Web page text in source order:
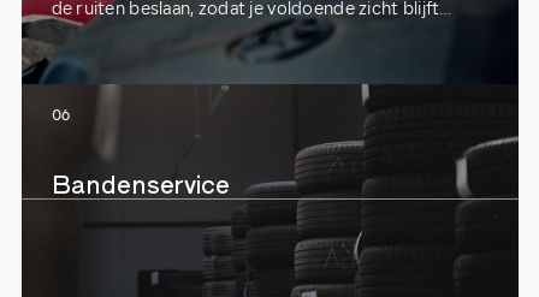
de ruiten beslaan, zodat je voldoende zicht blijft
06
Bandenservice